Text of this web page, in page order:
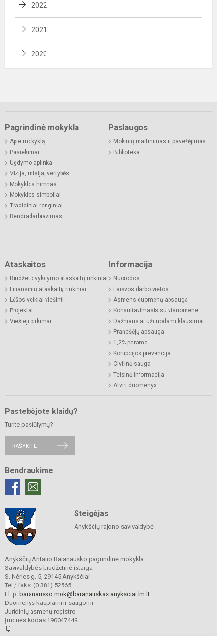
2022
2021
2020
Pagrindinė mokykla
Apie mokyklą
Pasiekimai
Ugdymo aplinka
Vizija, misija, vertybės
Mokyklos himnas
Mokyklos simboliai
Tradiciniai renginiai
Bendradarbiavimas
Paslaugos
Mokinių maitinimas ir pavežėjimas
Biblioteka
Ataskaitos
Biudžeto vykdymo ataskaitų rinkiniai
Finansinių ataskaitų rinkiniai
Lėšos veiklai viešinti
Projektai
Viešieji pirkimai
Informacija
Nuorodos
Laisvos darbo vietos
Asmens duomenų apsauga
Konsultavimasis su visuomene
Dažniausiai užduodami klausimai
Pranešėjų apsauga
1,2% parama
Korupcijos prevencija
Civilinė sauga
Teisinė informacija
Atviri duomenys
Pastebėjote klaidų?
Turite pasiūlymų?
RAŠYKITE
Bendraukime
Steigėjas
Anykščių rajono savivaldybė
Anykščių Antano Baranausko pagrindinė mokykla
Savivaldybės biudžetinė įstaiga
S. Nėries g. 5, 29145 Anykščiai
Tel./ faks. (0 381) 52565
El. p. baranausko.mok@baranauskas.anyksciai.lm.lt
Duomenys kaupiami ir saugomi
Juridinių asmenų registre
Įmonės kodas 190047449